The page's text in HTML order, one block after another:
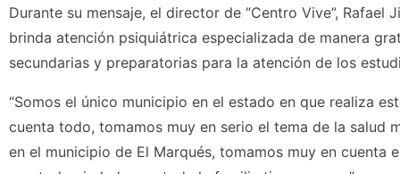
Durante su mensaje, el director de “Centro Vive”,
brinda atención psiquiátrica especializada de manera
secundarias y preparatorias para la atención de los
“Somos el único municipio en el estado en que realiza
cuenta todo, tomamos muy en serio el tema de la salud
en el municipio de El Marqués, tomamos muy en